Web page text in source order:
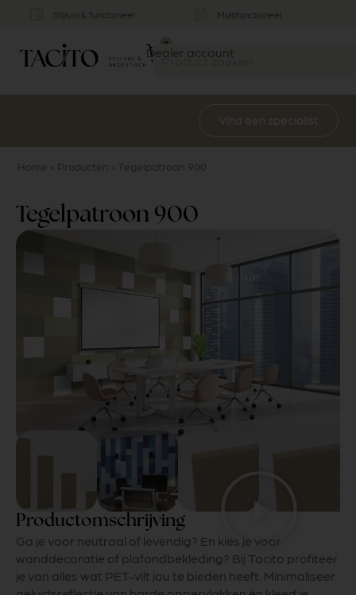
Stijlvol & functioneel Multifunctioneel
Dealer account
0
Home Producten Tegelpatroon 900
Tegelpatroon 900
Productomschrijving
Ga je voor neutraal of levendig? En kies je voor
wanddecoratie of plafondbekleding? Bij Tacito profiteer
je van alles wat PET-vilt jou te bieden heeft. Minimaliseer